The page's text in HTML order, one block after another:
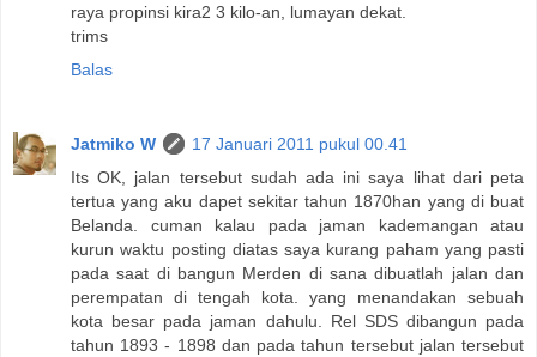
raya propinsi kira2 3 kilo-an, lumayan dekat.
trims
Balas
Jatmiko W
17 Januari 2011 pukul 00.41
Its OK, jalan tersebut sudah ada ini saya lihat dari peta
tertua yang aku dapet sekitar tahun 1870han yang di buat
Belanda. cuman kalau pada jaman kademangan atau
kurun waktu posting diatas saya kurang paham yang pasti
pada saat di bangun Merden di sana dibuatlah jalan dan
perempatan di tengah kota. yang menandakan sebuah
kota besar pada jaman dahulu. Rel SDS dibangun pada
tahun 1893 - 1898 dan pada tahun tersebut jalan tersebut